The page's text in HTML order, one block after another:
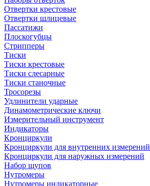
Отвертки крестовые
Отвертки шлицевые
Пассатижи
Плоскогубцы
Стрипперы
Тиски
Тиски крестовые
Тиски слесарные
Тиски станочные
Тросорезы
Удлинители ударные
Динамометрические ключи
Измерительный инструмент
Индикаторы
Кронциркули
Кронциркули для внутренних измерений
Кронциркули для наружных измерений
Набор щупов
Нутромеры
Нутромеры индикаторные